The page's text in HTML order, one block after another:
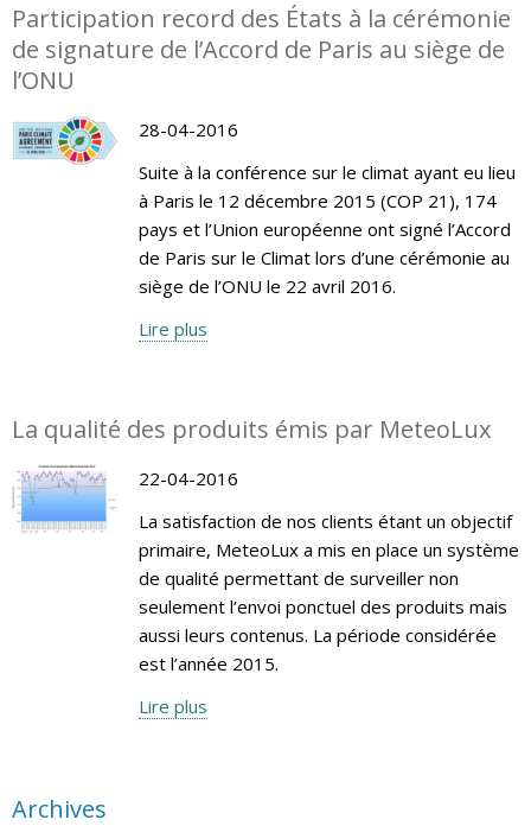
Participation record des États à la cérémonie
de signature de l’Accord de Paris au siège de
l’ONU
28-04-2016
Suite à la conférence sur le climat ayant eu lieu
à Paris le 12 décembre 2015 (COP 21), 174
pays et l’Union européenne ont signé l’Accord
de Paris sur le Climat lors d’une cérémonie au
siège de l’ONU le 22 avril 2016.
Lire plus
La qualité des produits émis par MeteoLux
22-04-2016
La satisfaction de nos clients étant un objectif
primaire, MeteoLux a mis en place un système
de qualité permettant de surveiller non
seulement l’envoi ponctuel des produits mais
aussi leurs contenus. La période considérée
est l’année 2015.
Lire plus
Archives